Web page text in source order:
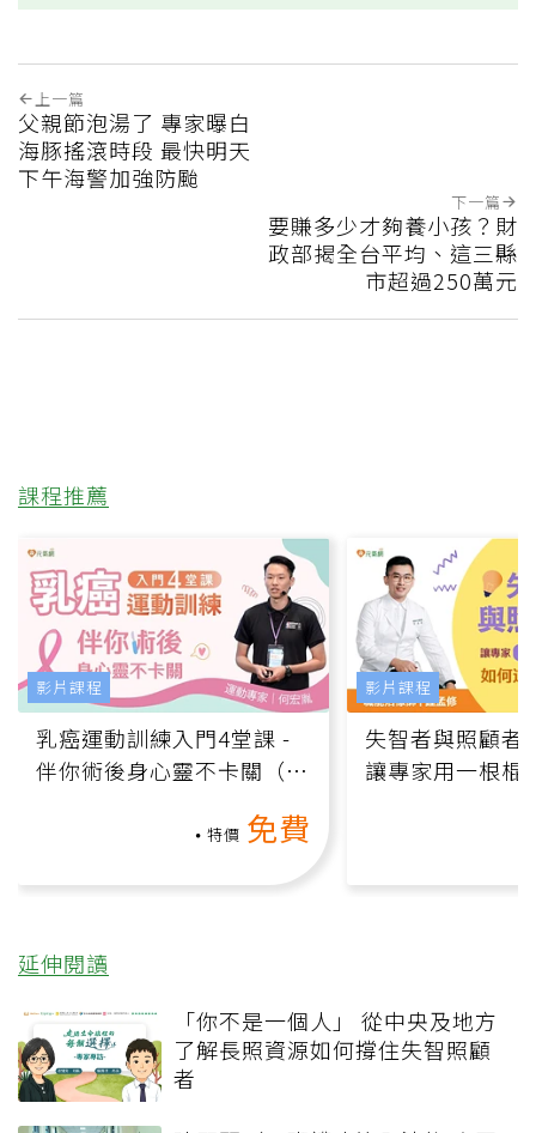
上一篇
父親節泡湯了 專家曝白
海豚搖滾時段 最快明天
下午海警加強防颱
下一篇
要賺多少才夠養小孩？財
政部揭全台平均、這三縣
市超過250萬元
課程推薦
乳癌運動訓練入門4堂課 -
伴你術後身心靈不卡關（線
特價 免費
影片課程
失智者與照顧者
讓專家用一根棍
影片課程
延伸閱讀
「你不是一個人」 從中央及地方
了解長照資源如何撐住失智照顧
者